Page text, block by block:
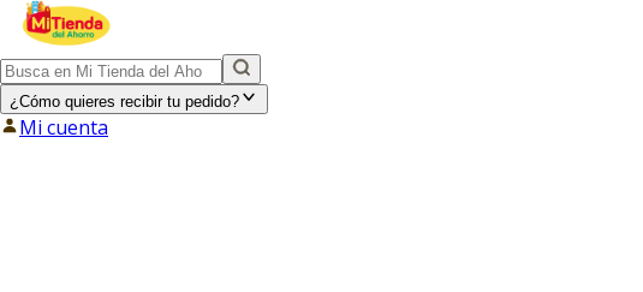
¿Cómo quieres recibir tu pedido?
Mi cuenta